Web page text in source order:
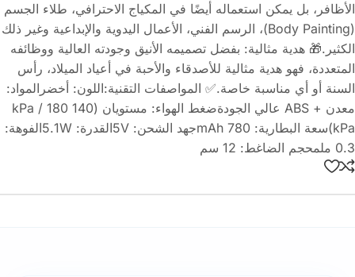
الأظافر، بل يمكن استعماله أيضًا في المكياج الاحترافي، طلاء الجسم
(Body Painting)، الرسم الفني، الأعمال اليدوية والإبداعية وغير ذلك
الكثير.🎁 هدية مثالية: بفضل تصميمه الأنيق وجودته العالية ووظائفه
المتعددة، فهو هدية مثالية للأصدقاء والأحبة في أعياد الميلاد، رأس
السنة أو أي مناسبة خاصة.✅ المواصفات التقنية:اللون: أخضرالمواد:
معدن + ABS عالي الجودةضغط الهواء: مستويان (140 kPa / 180
kPa)سعة البطارية: 780 mAhجهد الشحن: 5Vالقدرة: 5.1Wالفوهة:
0.3 ملمحجم الضاغط: 12 سم